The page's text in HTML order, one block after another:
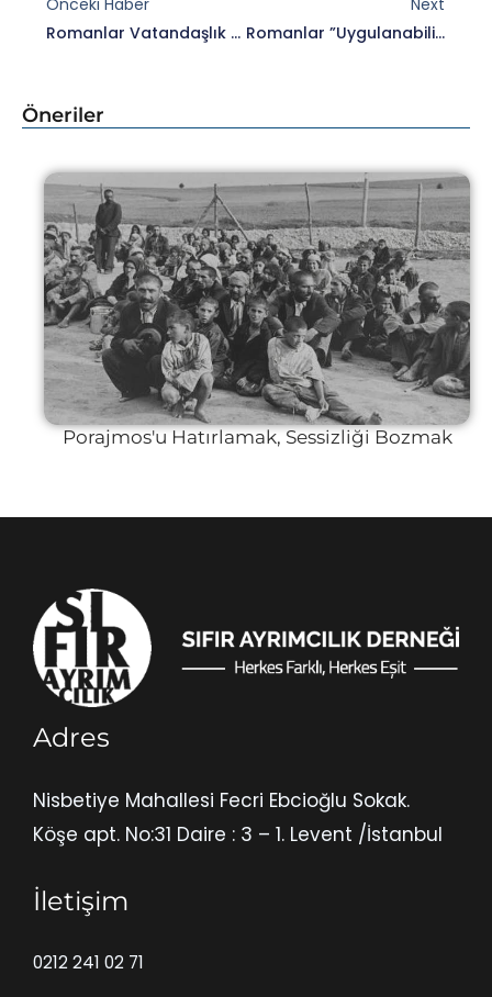
Önceki Haber
Romanlar Vatandaşlık Hakkından Nasıl Yararlanabilir?
Next
Romanlar ”uygulanabilir Strateji” Istiyor
Öneriler
Porajmos'u Hatırlamak, Sessizliği Bozmak
Adres
Nisbetiye Mahallesi Fecri Ebcioğlu Sokak.
Köşe apt. No:31 Daire : 3 – 1. Levent /İstanbul
İletişim
0212 241 02 71